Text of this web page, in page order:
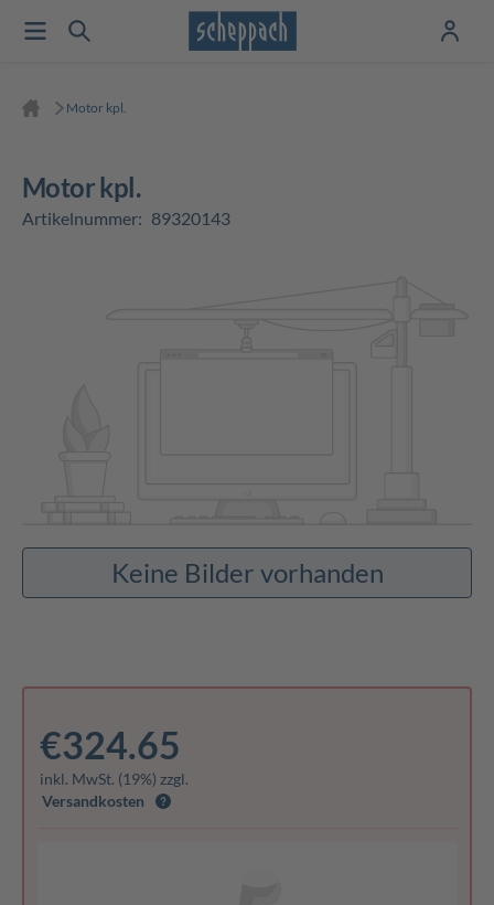
Motor kpl.
Motor kpl.
Artikelnummer: 89320143
Keine Bilder vorhanden
€324.65
inkl. MwSt. (19%) zzgl.
Versandkosten